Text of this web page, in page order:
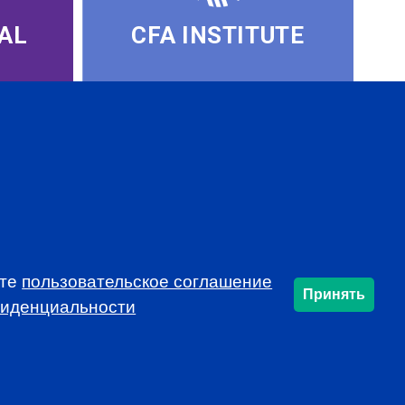
CFA INSTITUTE
SUBSCRIBE
пользовательское соглашение
Принять